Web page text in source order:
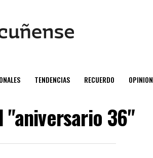
TENDENCIAS RECUERDO OPINION
36"